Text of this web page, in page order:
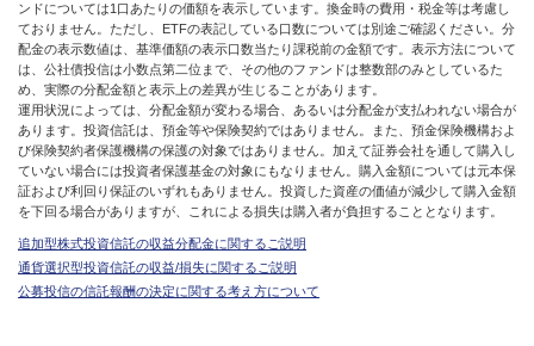
ンドについては1口あたりの価額を表示しています。換金時の費用・税金等は考慮し
ておりません。ただし、ETFの表記している口数については別途ご確認ください。分
配金の表示数値は、基準価額の表示口数当たり課税前の金額です。表示方法について
は、公社債投信は小数点第二位まで、その他のファンドは整数部のみとしているた
め、実際の分配金額と表示上の差異が生じることがあります。
運用状況によっては、分配金額が変わる場合、あるいは分配金が支払われない場合が
あります。投資信託は、預金等や保険契約ではありません。また、預金保険機構およ
び保険契約者保護機構の保護の対象ではありません。加えて証券会社を通して購入し
ていない場合には投資者保護基金の対象にもなりません。購入金額については元本保
証および利回り保証のいずれもありません。投資した資産の価値が減少して購入金額
を下回る場合がありますが、これによる損失は購入者が負担することとなります。
追加型株式投資信託の収益分配金に関するご説明
通貨選択型投資信託の収益/損失に関するご説明
公募投信の信託報酬の決定に関する考え方について